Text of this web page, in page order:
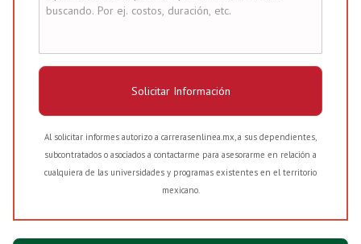
Solicitar Información
Al solicitar informes autorizo a carrerasenlinea.mx, a sus dependientes,
subcontratados o asociados a contactarme para asesorarme en relación a
cualquiera de las universidades y programas existentes en el territorio
mexicano.